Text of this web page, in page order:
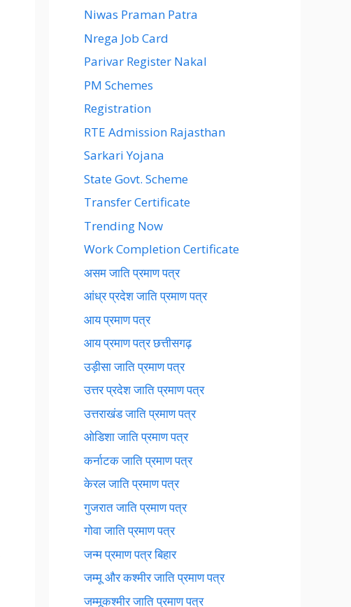
Niwas Praman Patra
Nrega Job Card
Parivar Register Nakal
PM Schemes
Registration
RTE Admission Rajasthan
Sarkari Yojana
State Govt. Scheme
Transfer Certificate
Trending Now
Work Completion Certificate
असम जाति प्रमाण पत्र
आंध्र प्रदेश जाति प्रमाण पत्र
आय प्रमाण पत्र
आय प्रमाण पत्र छत्तीसगढ़
उड़ीसा जाति प्रमाण पत्र
उत्तर प्रदेश जाति प्रमाण पत्र
उत्तराखंड जाति प्रमाण पत्र
ओडिशा जाति प्रमाण पत्र
कर्नाटक जाति प्रमाण पत्र
केरल जाति प्रमाण पत्र
गुजरात जाति प्रमाण पत्र
गोवा जाति प्रमाण पत्र
जन्म प्रमाण पत्र बिहार
जम्मू और कश्मीर जाति प्रमाण पत्र
जम्मूकश्मीर जाति प्रमाण पत्र